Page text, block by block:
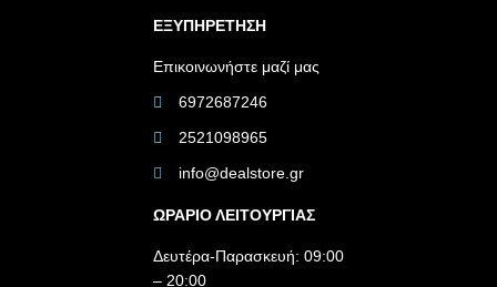
ΕΞΥΠΗΡΕΤΗΣΗ
Επικοινωνήστε μαζί μας
6972687246
2521098965
info@dealstore.gr
ΩΡΑΡΙΟ ΛΕΙΤΟΥΡΓΙΑΣ​
Δευτέρα-Παρασκευή: 09:00
– 20:00